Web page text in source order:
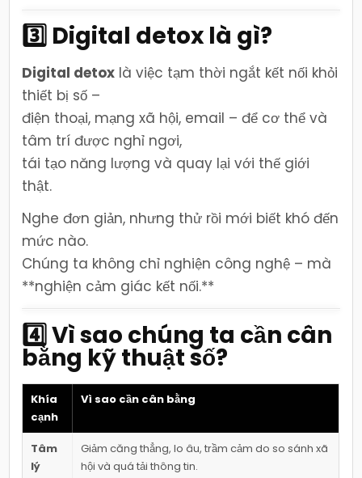
3️⃣ Digital detox là gì?
Digital detox là việc tạm thời ngắt kết nối khỏi
thiết bị số –
điện thoại, mạng xã hội, email – để cơ thể và
tâm trí được nghỉ ngơi,
tái tạo năng lượng và quay lại với thế giới
thật.
Nghe đơn giản, nhưng thử rồi mới biết khó đến
mức nào.
Chúng ta không chỉ nghiện công nghệ – mà
**nghiện cảm giác kết nối.**
4️⃣ Vì sao chúng ta cần cân
bằng kỹ thuật số?
Khía
cạnh
Vì sao cần cân bằng
Tâm
lý
Giảm căng thẳng, lo âu, trầm cảm do so sánh xã
hội và quá tải thông tin.